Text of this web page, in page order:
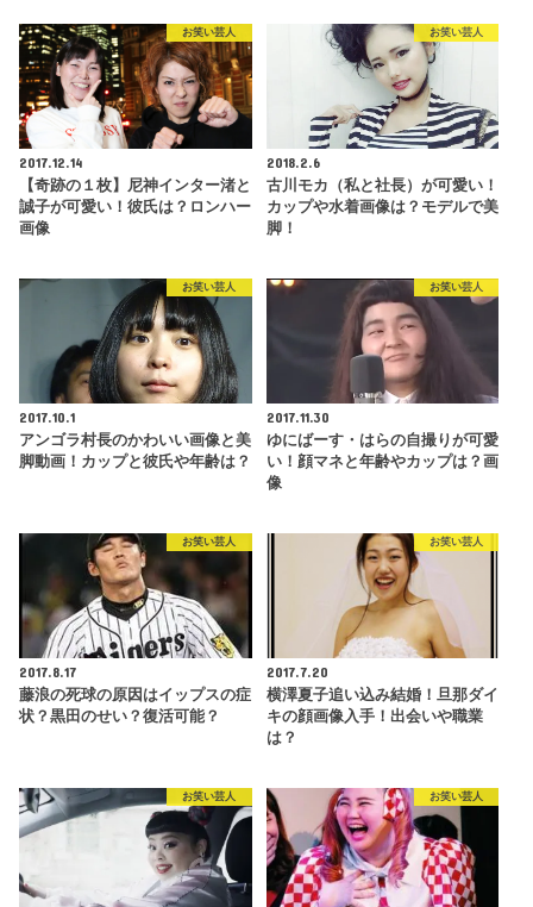
お笑い芸人
2017.12.14
【奇跡の１枚】尼神インター渚と
誠子が可愛い！彼氏は？ロンハー
画像
お笑い芸人
2018.2.6
古川モカ（私と社長）が可愛い！
カップや水着画像は？モデルで美
脚！
お笑い芸人
2017.10.1
アンゴラ村長のかわいい画像と美
脚動画！カップと彼氏や年齢は？
お笑い芸人
2017.11.30
ゆにばーす・はらの自撮りが可愛
い！顔マネと年齢やカップは？画
像
お笑い芸人
2017.8.17
藤浪の死球の原因はイップスの症
状？黒田のせい？復活可能？
お笑い芸人
2017.7.20
横澤夏子追い込み結婚！旦那ダイ
キの顔画像入手！出会いや職業
は？
お笑い芸人 お笑い芸人